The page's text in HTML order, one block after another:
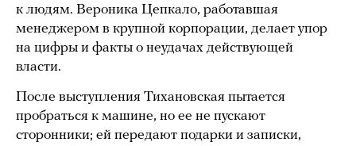
к людям. Вероника Цепкало, работавшая
менеджером в крупной корпорации, делает упор
на цифры и факты о неудачах действующей
власти.
После выступления Тихановская пытается
пробраться к машине, но ее не пускают
сторонники; ей передают подарки и записки,